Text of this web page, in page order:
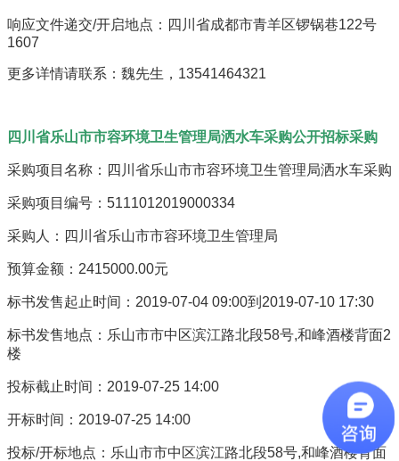
响应文件递交/开启地点：四川省成都市青羊区锣锅巷122号
1607
更多详情请联系：魏先生，13541464321
四川省乐山市市容环境卫生管理局洒水车采购公开招标采购
采购项目名称：四川省乐山市市容环境卫生管理局洒水车采购
采购项目编号：5111012019000334
采购人：四川省乐山市市容环境卫生管理局
预算金额：2415000.00元
标书发售起止时间：2019-07-04 09:00到2019-07-10 17:30
标书发售地点：乐山市市中区滨江路北段58号,和峰酒楼背面2
楼
投标截止时间：2019-07-25 14:00
开标时间：2019-07-25 14:00
投标/开标地点：乐山市市中区滨江路北段58号,和峰酒楼背面